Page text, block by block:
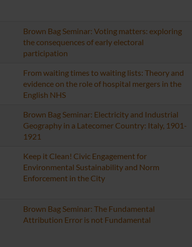
Brown Bag Seminar: Voting matters: exploring
the consequences of early electoral
participation
From waiting times to waiting lists: Theory and
evidence on the role of hospital mergers in the
English NHS
Brown Bag Seminar: Electricity and Industrial
Geography in a Latecomer Country: Italy, 1901-
1921
Keep it Clean! Civic Engagement for
Environmental Sustainability and Norm
Enforcement in the City
Brown Bag Seminar: The Fundamental
Attribution Error is not Fundamental